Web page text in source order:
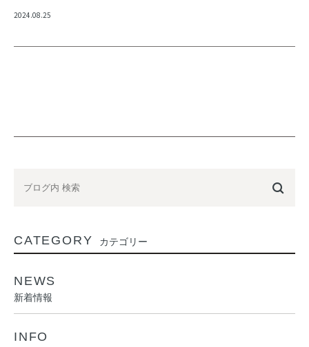
2024.08.25
CATEGORY カテゴリー
NEWS
新着情報
INFO